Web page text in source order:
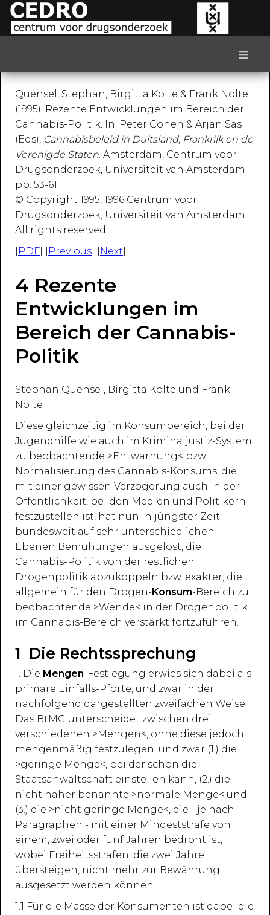
≡
Quensel, Stephan, Birgitta Kolte & Frank Nolte
(1995), Rezente Entwicklungen im Bereich der
Cannabis-Politik. In: Peter Cohen & Arjan Sas
(Eds), Cannabisbeleid in Duitsland, Frankrijk en de
Verenigde Staten. Amsterdam, Centrum voor
Drugsonderzoek, Universiteit van Amsterdam.
pp. 53-61.
© Copyright 1995, 1996 Centrum voor
Drugsonderzoek, Universiteit van Amsterdam.
All rights reserved.
[PDF] [Previous] [Next]
4 Rezente
Entwicklungen im
Bereich der Cannabis-
Politik
Stephan Quensel, Birgitta Kolte und Frank
Nolte
Diese gleichzeitig im Konsumbereich, bei der
Jugendhilfe wie auch im Kriminaljustiz-System
zu beobachtende >Entwarnung< bzw.
Normalisierung des Cannabis-Konsums, die
mit einer gewissen Verzögerung auch in der
Öffentlichkeit, bei den Medien und Politikern
festzustellen ist, hat nun in jüngster Zeit
bundesweit auf sehr unterschiedlichen
Ebenen Bemühungen ausgelöst, die
Cannabis-Politik von der restlichen
Drogenpolitik abzukoppeln bzw. exakter, die
allgemein für den Drogen-Konsum-Bereich zu
beobachtende >Wende< in der Drogenpolitik
im Cannabis-Bereich verstärkt fortzuführen.
1 Die Rechtssprechung
1. Die Mengen-Festlegung erwies sich dabei als
primäre Einfalls-Pforte, und zwar in der
nachfolgend dargestellten zweifachen Weise.
Das BtMG unterscheidet zwischen drei
verschiedenen >Mengen<, ohne diese jedoch
mengenmäßig festzulegen; und zwar (1.) die
>geringe Menge<, bei der schon die
Staatsanwaltschaft einstellen kann, (2.) die
nicht näher benannte >normale Menge< und
(3.) die >nicht geringe Menge<, die - je nach
Paragraphen - mit einer Mindeststrafe von
einem, zwei oder fünf Jahren bedroht ist,
wobei Freiheitsstrafen, die zwei Jahre
übersteigen, nicht mehr zur Bewährung
ausgesetzt werden können.
1.1 Für die Masse der Konsumenten ist dabei die